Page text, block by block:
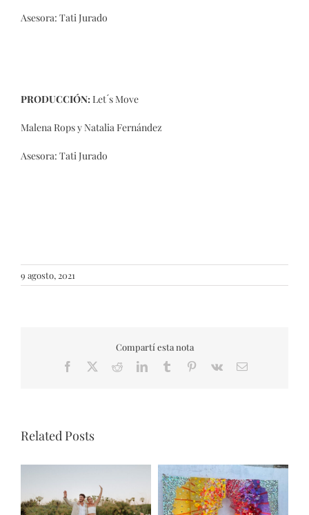
Asesora: Tati Jurado
PRODUCCIÓN:Let ́s Move
Malena Rops y Natalia Fernández
Asesora: Tati Jurado
9 agosto, 2021
Compartí esta nota
Facebook RedditLinkedInTumblr Pinterest
Vk Email
Related Posts